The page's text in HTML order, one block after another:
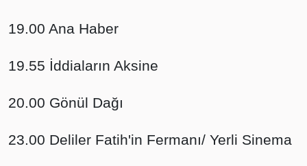
19.00 Ana Haber
19.55 İddiaların Aksine
20.00 Gönül Dağı
23.00 Deliler Fatih'in Fermanı/ Yerli Sinema